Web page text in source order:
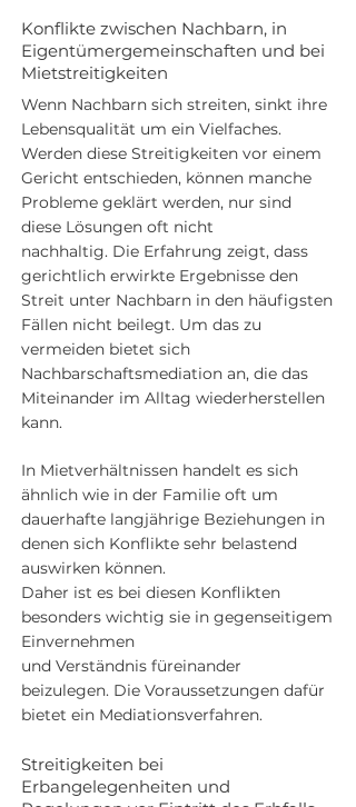
Konflikte zwischen Nachbarn, in
Eigentümergemeinschaften und bei
Mietstreitigkeiten
Wenn Nachbarn sich streiten, sinkt ihre
Lebensqualität um ein Vielfaches.
Werden diese Streitigkeiten vor einem
Gericht entschieden, können manche
Probleme geklärt werden, nur sind
diese Lösungen oft nicht
nachhaltig. Die Erfahrung zeigt, dass
gerichtlich erwirkte Ergebnisse den
Streit unter Nachbarn in den häufigsten
Fällen nicht beilegt. Um das zu
vermeiden bietet sich
Nachbarschaftsmediation an, die das
Miteinander im Alltag wiederherstellen
kann.
In Mietverhältnissen handelt es sich
ähnlich wie in der Familie oft um
dauerhafte langjährige Beziehungen in
denen sich Konflikte sehr belastend
auswirken können.
Daher ist es bei diesen Konflikten
besonders wichtig sie in gegenseitigem
Einvernehmen
und Verständnis füreinander
beizulegen. Die Voraussetzungen dafür
bietet ein Mediationsverfahren.
Streitigkeiten bei
Erbangelegenheiten und